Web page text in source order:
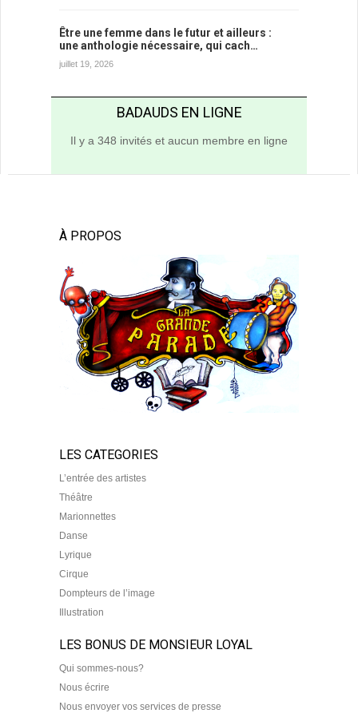
Être une femme dans le futur et ailleurs :
une anthologie nécessaire, qui cach…
juillet 19, 2026
BADAUDS EN LIGNE
Il y a 348 invités et aucun membre en ligne
À PROPOS
LES CATEGORIES
L’entrée des artistes
Théâtre
Marionnettes
Danse
Lyrique
Cirque
Dompteurs de l’image
Illustration
LES BONUS DE MONSIEUR LOYAL
Qui sommes-nous?
Nous écrire
Nous envoyer vos services de presse